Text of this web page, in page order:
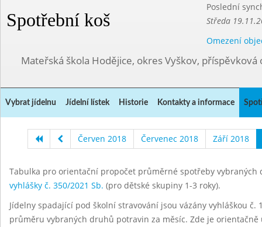
Spotřební koš
Poslední
Středa
Omezení
Mateřská škola Hodějice, okres Vyškov, příspěvková
Vybrat jídelnu Jídelní lístek Historie Kontakty a informace
Červen 2018 Červenec 2018 Září 2018
Tabulka pro orientační propočet průměrné spotřeby
vyhlášky č. 350/2021 Sb. (pro dětské skupiny 1-3 roky).
Jídelny spadající pod školní stravování jsou vázány vyhláškou
průměru vybraných druhů potravin za měsíc. Zde je